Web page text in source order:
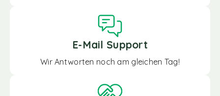
E-Mail Support
Wir Antworten noch am gleichen Tag!